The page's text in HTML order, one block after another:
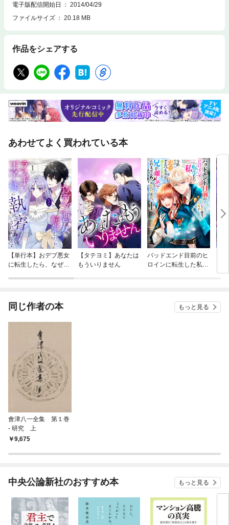
電子版配信開始日
2014/04/29
ファイルサイズ
20.18 MB
作品をシェアする
あわせてよく買われている本
【単行本】おデブ悪女
に転生したら、なぜか
【タテヨミ】あなたは
もういりません
バッドエンド目前のヒ
ロインに転生した私、
同じ作者の本 もっと見る
會津八一全集 第１巻
- 研究 上
9,675
中央公論新社のおすすめ本 もっと見る